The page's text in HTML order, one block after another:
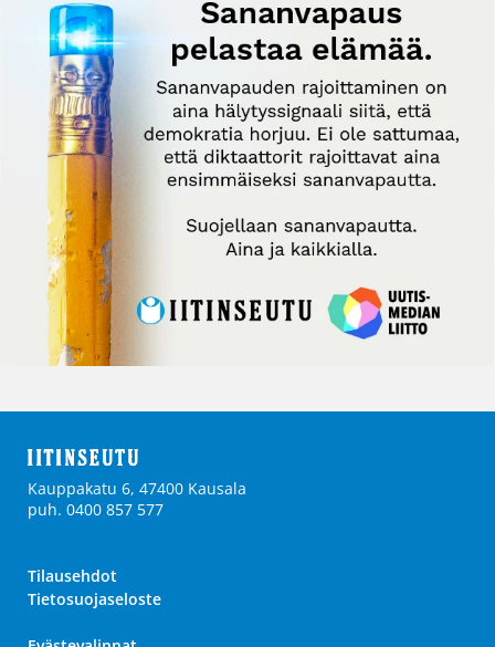
Kauppakatu 6, 47400 Kausala
puh. 0400 857 577
Tilausehdot
Tietosuojaseloste